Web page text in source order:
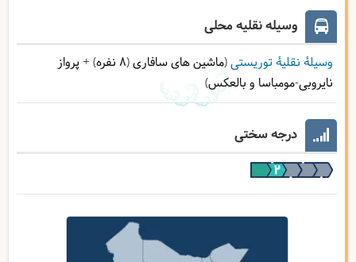
وسیله نقلیه محلی
وسیلۀ نقلیۀ توریستی
(ماشین های سافاری (8 نفره) + پرواز
نایروبی-مومباسا و بالعکس)
درجه سختی